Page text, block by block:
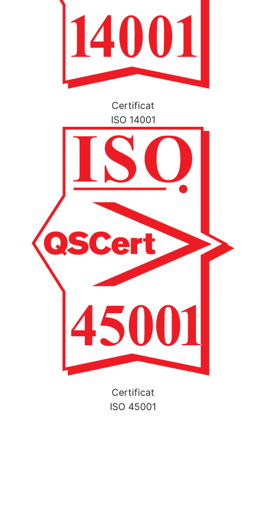
Certificat
ISO 14001
Certificat
ISO 45001